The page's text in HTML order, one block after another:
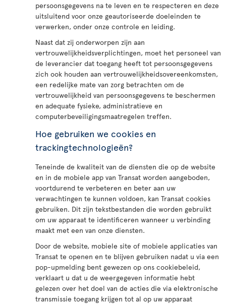
persoonsgegevens na te leven en te respecteren en deze
uitsluitend voor onze geautoriseerde doeleinden te
verwerken, onder onze controle en leiding.
Naast dat zij onderworpen zijn aan
vertrouwelijkheidsverplichtingen, moet het personeel van
de leverancier dat toegang heeft tot persoonsgegevens
zich ook houden aan vertrouwelijkheidsovereenkomsten,
een redelijke mate van zorg betrachten om de
vertrouwelijkheid van persoonsgegevens te beschermen
en adequate fysieke, administratieve en
computerbeveiligingsmaatregelen treffen.
Hoe gebruiken we cookies en
trackingtechnologieën?
Teneinde de kwaliteit van de diensten die op de website
en in de mobiele app van Transat worden aangeboden,
voortdurend te verbeteren en beter aan uw
verwachtingen te kunnen voldoen, kan Transat cookies
gebruiken. Dit zijn tekstbestanden die worden gebruikt
om uw apparaat te identificeren wanneer u verbinding
maakt met een van onze diensten.
Door de website, mobiele site of mobiele applicaties van
Transat te openen en te blijven gebruiken nadat u via een
pop-upmelding bent gewezen op ons cookiebeleid,
verklaart u dat u de weergegeven informatie hebt
gelezen over het doel van de acties die via elektronische
transmissie toegang krijgen tot al op uw apparaat